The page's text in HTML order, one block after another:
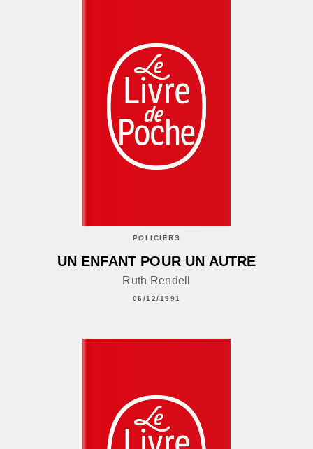
POLICIERS
UN ENFANT POUR UN AUTRE
Ruth Rendell
06/12/1991